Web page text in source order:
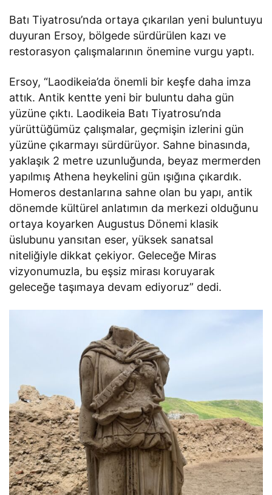
Batı Tiyatrosu’nda ortaya çıkarılan yeni buluntuyu
duyuran Ersoy, bölgede sürdürülen kazı ve
restorasyon çalışmalarının önemine vurgu yaptı.
Ersoy, “Laodikeia’da önemli bir keşfe daha imza
attık. Antik kentte yeni bir buluntu daha gün
yüzüne çıktı. Laodikeia Batı Tiyatrosu’nda
yürüttüğümüz çalışmalar, geçmişin izlerini gün
yüzüne çıkarmayı sürdürüyor. Sahne binasında,
yaklaşık 2 metre uzunluğunda, beyaz mermerden
yapılmış Athena heykelini gün ışığına çıkardık.
Homeros destanlarına sahne olan bu yapı, antik
dönemde kültürel anlatımın da merkezi olduğunu
ortaya koyarken Augustus Dönemi klasik
üslubunu yansıtan eser, yüksek sanatsal
niteliğiyle dikkat çekiyor. Geleceğe Miras
vizyonumuzla, bu eşsiz mirası koruyarak
geleceğe taşımaya devam ediyoruz” dedi.